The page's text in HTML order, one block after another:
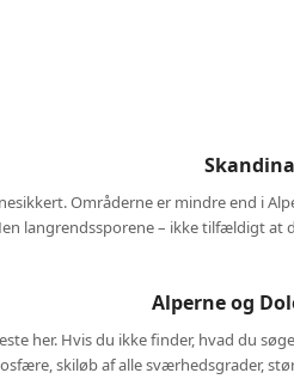
Områderne er mindre end i
langrendssporene – ikke tilfældigt at
Alperne og
her. Hvis du ikke finder, hvad du
skiløb af alle sværhedsgrader,